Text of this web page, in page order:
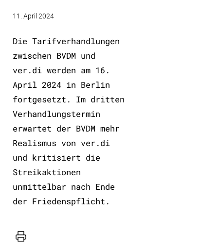
11. April 2024
Die Tarifverhandlungen
zwischen BVDM und
ver.di werden am 16.
April 2024 in Berlin
fortgesetzt. Im dritten
Verhandlungstermin
erwartet der BVDM mehr
Realismus von ver.di
und kritisiert die
Streikaktionen
unmittelbar nach Ende
der Friedenspflicht.
Drucker